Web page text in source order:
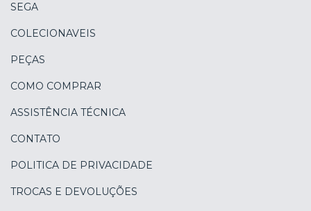
SEGA
COLECIONAVEIS
PEÇAS
COMO COMPRAR
ASSISTÊNCIA TÉCNICA
CONTATO
POLITICA DE PRIVACIDADE
TROCAS E DEVOLUÇÕES